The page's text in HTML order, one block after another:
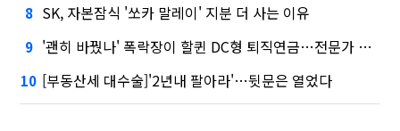
8 SK, 자본잠식 '쏘카 말레이' 지분 더 사는 이유
9 '괜히 바꿨나' 폭락장이 할퀸 DC형 퇴직연금…전문가 조언은
10 [부동산세 대수술]'2년내 팔아라'…뒷문은 열었다